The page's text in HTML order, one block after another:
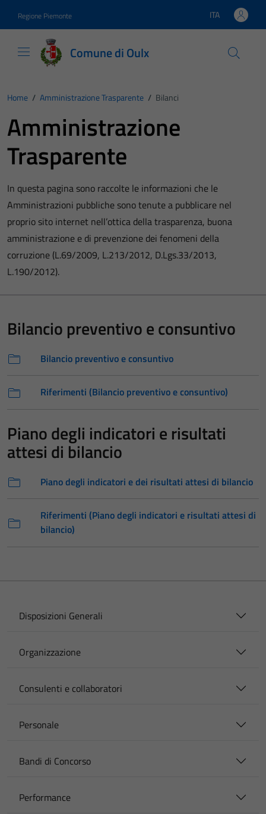
Regione Piemonte Lingua attiva:
ITA
Comune di Oulx
Home / Amministrazione Trasparente / Bilanci
Amministrazione
Trasparente
In questa pagina sono raccolte le informazioni che le
Amministrazioni pubbliche sono tenute a pubblicare nel
proprio sito internet nell’ottica della trasparenza, buona
amministrazione e di prevenzione dei fenomeni della
corruzione (L.69/2009, L.213/2012, D.Lgs.33/2013,
L.190/2012).
Bilancio preventivo e consuntivo
Bilancio preventivo e consuntivo
Riferimenti (Bilancio preventivo e consuntivo)
Piano degli indicatori e risultati
attesi di bilancio
Piano degli indicatori e dei risultati attesi di bilancio
Riferimenti (Piano degli indicatori e risultati attesi di
bilancio)
Disposizioni Generali
Organizzazione
Consulenti e collaboratori
Personale
Bandi di Concorso
Performance